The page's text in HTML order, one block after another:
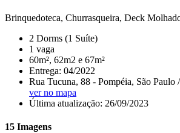
Brinquedoteca, Churrasqueira, Deck
2 Dorms (1 Suíte)
1 vaga
60m², 62m2 e 67m²
Entrega: 04/2022
Rua Tucuna, 88 - Pompéia, São Paulo
ver no mapa
Última atualização: 26/09/2023
15 Imagens